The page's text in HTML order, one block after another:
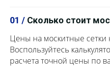
01 / Сколько стоит
Цены на москитные сетки
Воспользуйтесь
расчета точной цены по